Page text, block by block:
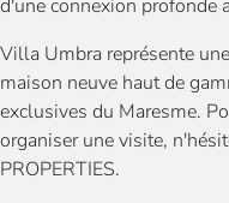
d'une connexion profonde
Villa Umbra représente
maison neuve haut de
exclusives du Maresme.
organiser une visite,
PROPERTIES.